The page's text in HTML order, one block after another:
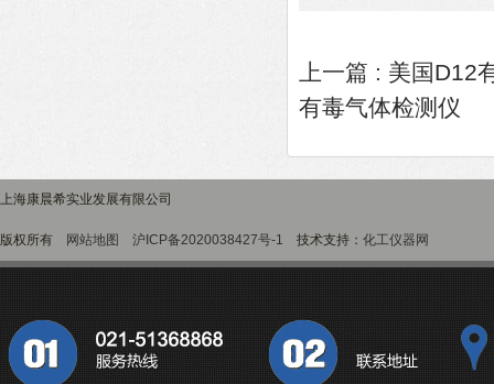
上一篇 : 美国D12
有毒气体检测仪
上海康晨希实业发展有限公司
版权所有 网站地图 沪ICP备2020038427号-1 技术支持： 化工仪器网